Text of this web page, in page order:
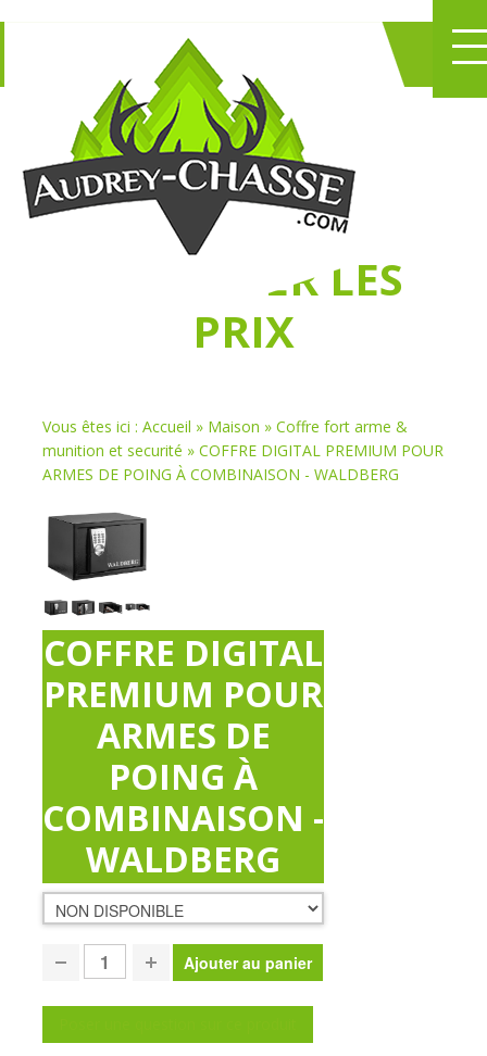
NE PERDEZ PLUS
DE TEMPS
CHASSER LES
PRIX
Vous êtes ici : Accueil » Maison » Coffre fort arme &
munition et securité » COFFRE DIGITAL PREMIUM POUR
ARMES DE POING À COMBINAISON - WALDBERG
COFFRE DIGITAL
PREMIUM POUR
ARMES DE
POING À
COMBINAISON -
WALDBERG